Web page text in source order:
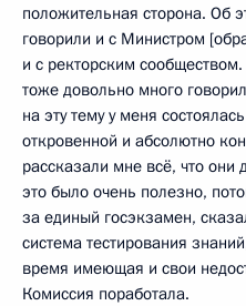
положительная сторона. Об
говорили и с Министром
и с ректорским
тоже довольно много
на эту тему у меня
откровенной и абсолютно
рассказали мне всё, что
это было очень полезно,
за единый госэкзамен,
система тестирования
время имеющая и свои
Комиссия поработала.